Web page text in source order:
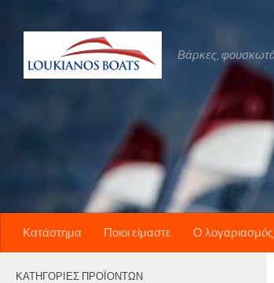
Βάρκες, φουσκωτά,
Κατάστημα Ποιοι είμαστε Ο
ΚΑΤΗΓΟΡΊΕΣ ΠΡΟΪΌΝΤΩΝ